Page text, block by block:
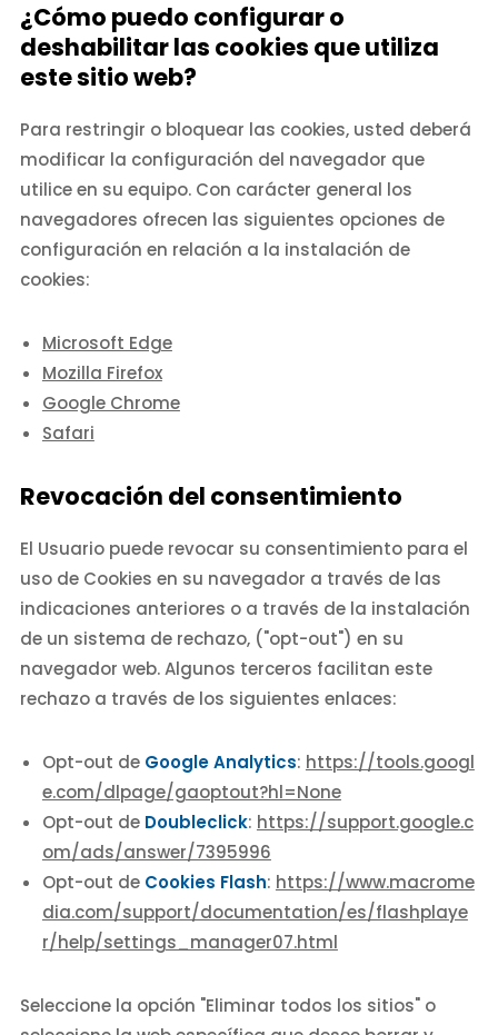
¿Cómo puedo configurar o
deshabilitar las cookies que utiliza
este sitio web?
Para restringir o bloquear las cookies, usted deberá
modificar la configuración del navegador que
utilice en su equipo. Con carácter general los
navegadores ofrecen las siguientes opciones de
configuración en relación a la instalación de
cookies:
Microsoft Edge
Mozilla Firefox
Google Chrome
Safari
Revocación del consentimiento
El Usuario puede revocar su consentimiento para el
uso de Cookies en su navegador a través de las
indicaciones anteriores o a través de la instalación
de un sistema de rechazo, ("opt-out") en su
navegador web. Algunos terceros facilitan este
rechazo a través de los siguientes enlaces:
Opt-out de Google Analytics: https://tools.googl
e.com/dlpage/gaoptout?hl=None
Opt-out de Doubleclick: https://support.google.c
om/ads/answer/7395996
Opt-out de Cookies Flash: https://www.macrome
dia.com/support/documentation/es/flashplaye
r/help/settings_manager07.html
Seleccione la opción "Eliminar todos los sitios" o